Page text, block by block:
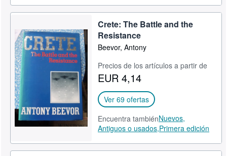
Crete: The Battle and the
Resistance
Beevor, Antony
Precios de los artículos a partir de
EUR 4,14
Ver 69 ofertas
Encuentra tambiénNuevos,
Antiguos o usados,Primera edición